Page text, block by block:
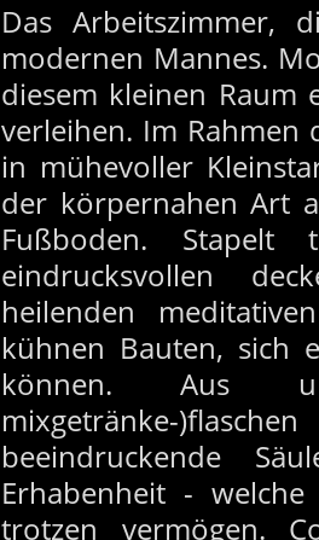
Das Arbeitszimmer,
modernen Mannes.
diesem kleinen Raum
verleihen. Im Rahmen
in mühevoller
der körpernahen Art
Fußboden. Stapelt
eindrucksvollen
heilenden
kühnen Bauten, sich
können. Aus
mixgetränke-
beeindruckende
Erhabenheit -
trotzen vermögen.